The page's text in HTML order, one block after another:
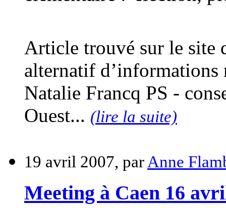
Article trouvé sur le site
alternatif
Natalie Francq PS -
Ouest... (lire la suite)
19 avril 2007, par Anne
Meeting à Caen 16